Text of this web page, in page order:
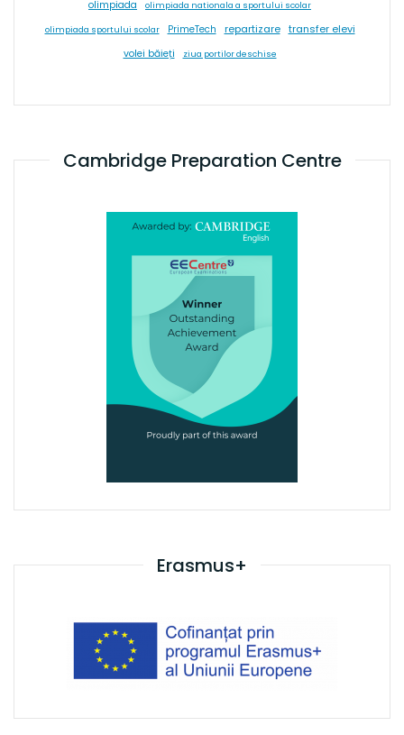
olimpiada
olimpiada nationala a sportului scolar
olimpiada sportului scolar PrimeTech repartizare transfer elevi
volei băieți ziua portilor deschise
Cambridge Preparation Centre
Erasmus+